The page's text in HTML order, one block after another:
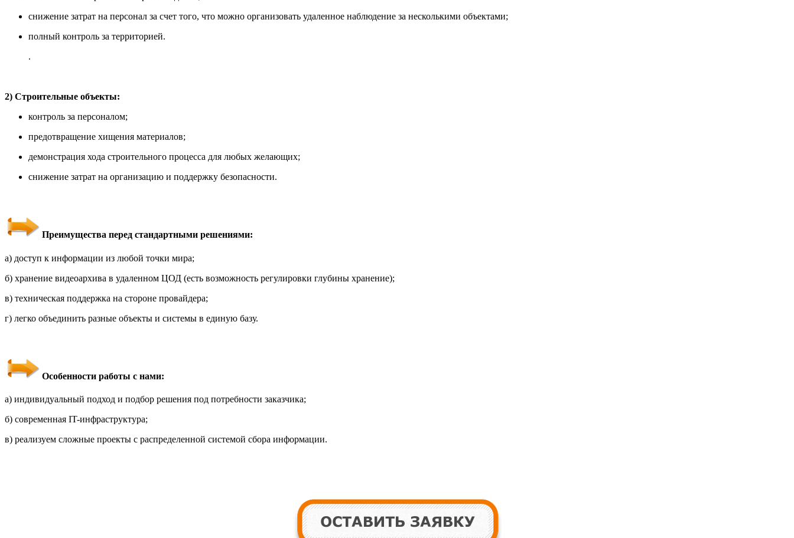
снижение затрат на персонал за счет того, что можно организовать удаленное наблюдение за несколькими объектами;
полный контроль за территорией.
.
2) Строительные объекты:
контроль за персоналом;
предотвращение хищения материалов;
демонстрация хода строительного процесса для любых желающих;
снижение затрат на организацию и поддержку безопасности.
Преимущества перед стандартными решениями:
а) доступ к информации из любой точки мира;
б) хранение видеоархива в удаленном ЦОД (есть возможность регулировки глубины хранение);
в) техническая поддержка на стороне провайдера;
г) легко объединить разные объекты и системы в единую базу.
Особенности работы с нами:
а) индивидуальный подход и подбор решения под потребности заказчика;
б) современная IT-инфраструктура;
в) реализуем сложные проекты с распределенной системой сбора информации.